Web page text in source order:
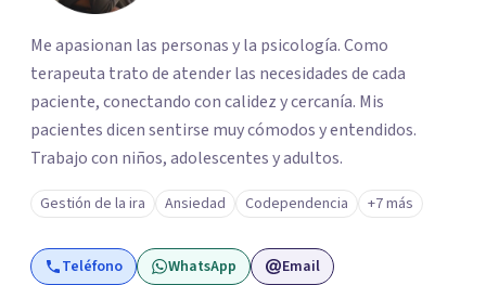
Me apasionan las personas y la psicología. Como
terapeuta trato de atender las necesidades de cada
paciente, conectando con calidez y cercanía. Mis
pacientes dicen sentirse muy cómodos y entendidos.
Trabajo con niños, adolescentes y adultos.
Gestión de la ira Ansiedad Codependencia +7 más
Teléfono WhatsApp Email